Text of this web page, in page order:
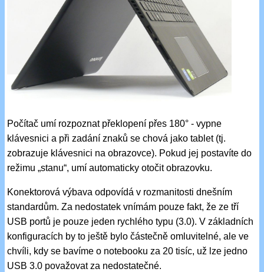
Počítač umí rozpoznat překlopení přes 180° - vypne
klávesnici a při zadání znaků se chová jako tablet (tj.
zobrazuje klávesnici na obrazovce). Pokud jej postavíte do
režimu „stanu“, umí automaticky otočit obrazovku.
Konektorová výbava odpovídá v rozmanitosti dnešním
standardům. Za nedostatek vnímám pouze fakt, že ze tří
USB portů je pouze jeden rychlého typu (3.0). V základních
konfiguracích by to ještě bylo částečně omluvitelné, ale ve
chvíli, kdy se bavíme o notebooku za 20 tisíc, už lze jedno
USB 3.0 považovat za nedostatečné.